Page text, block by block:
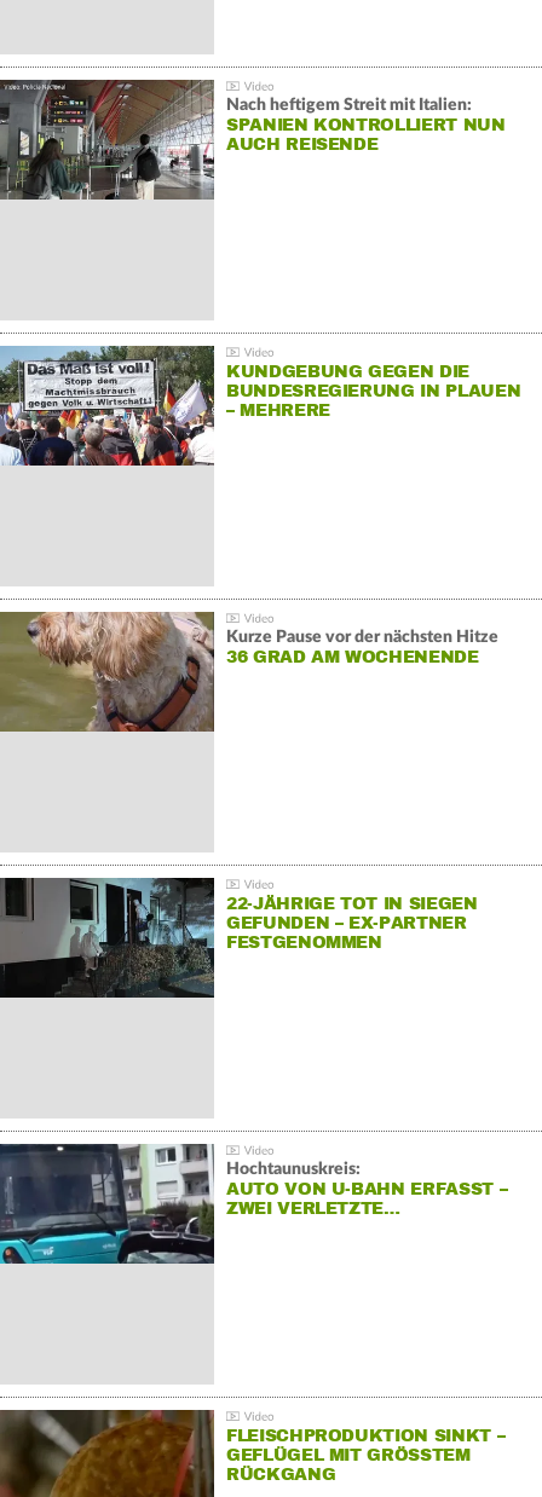
Nach heftigem Streit mit Italien:
SPANIEN KONTROLLIERT NUN
AUCH REISENDE
KUNDGEBUNG GEGEN DIE
BUNDESREGIERUNG IN PLAUEN
– MEHRERE
Kurze Pause vor der nächsten Hitze
36 GRAD AM WOCHENENDE
22-JÄHRIGE TOT IN SIEGEN
GEFUNDEN – EX-PARTNER
FESTGENOMMEN
Hochtaunuskreis:
AUTO VON U-BAHN ERFASST –
ZWEI VERLETZTE…
FLEISCHPRODUKTION SINKT –
GEFLÜGEL MIT GRÖSSTEM R
ÜCKGANG